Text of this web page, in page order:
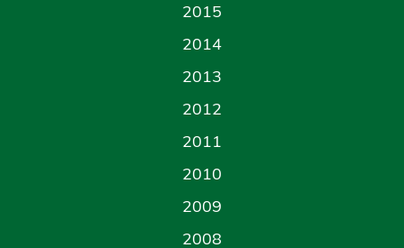
2015
2014
2013
2012
2011
2010
2009
2008